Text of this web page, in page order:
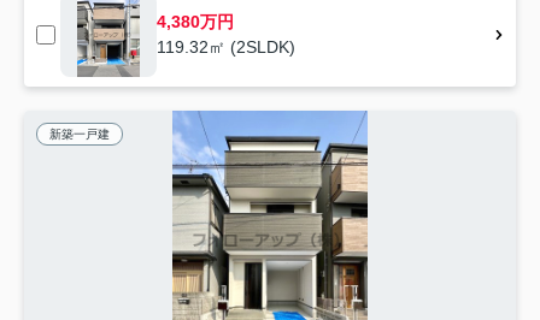
4,380万円
119.32㎡ (2SLDK)
新築一戸建